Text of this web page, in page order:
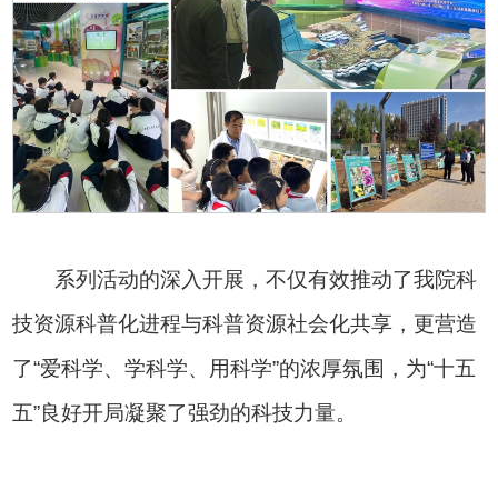
系列活动的深入开展，不仅有效推动了我院科
技资源科普化进程与科普资源社会化共享，更营造
了“爱科学、学科学、用科学”的浓厚氛围，为“十五
五”良好开局凝聚了强劲的科技力量。